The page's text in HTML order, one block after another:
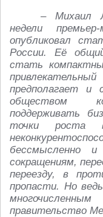
– Михаил
недели
опубликовал
России. Её
стать
предполагает и
обществом
поддерживать
точки роста
бессмысленно
сокращениям,
переезду, в
пропасти. Но
правительство